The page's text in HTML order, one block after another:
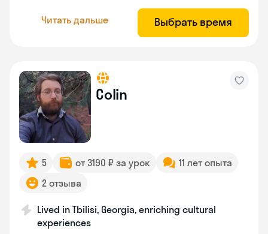
Читать дальше Выбрать время
Colin
5 от 3190 ₽ за урок
11 лет опыта
2 отзыва
Lived in Tbilisi, Georgia, enriching cultural
experiences